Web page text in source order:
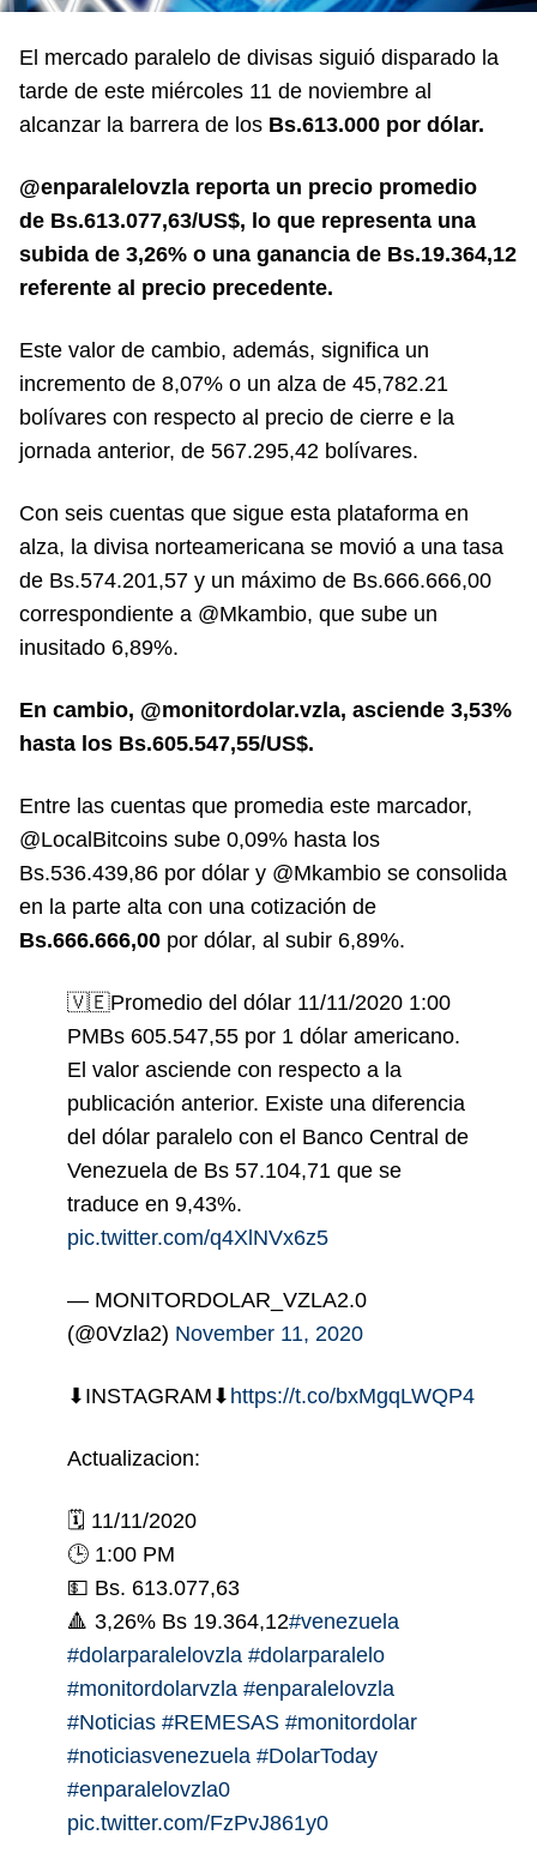
El mercado paralelo de divisas siguió disparado la
tarde de este miércoles 11 de noviembre al
alcanzar la barrera de los Bs.613.000 por dólar.
@enparalelovzla reporta un precio promedio
de Bs.613.077,63/US$, lo que representa una
subida de 3,26% o una ganancia de Bs.19.364,12
referente al precio precedente.
Este valor de cambio, además, significa un
incremento de 8,07% o un alza de 45,782.21
bolívares con respecto al precio de cierre e la
jornada anterior, de 567.295,42 bolívares.
Con seis cuentas que sigue esta plataforma en
alza, la divisa norteamericana se movió a una tasa
de Bs.574.201,57 y un máximo de Bs.666.666,00
correspondiente a @Mkambio, que sube un
inusitado 6,89%.
En cambio, @monitordolar.vzla, asciende 3,53%
hasta los Bs.605.547,55/US$.
Entre las cuentas que promedia este marcador,
@LocalBitcoins sube 0,09% hasta los
Bs.536.439,86 por dólar y @Mkambio se consolida
en la parte alta con una cotización de
Bs.666.666,00 por dólar, al subir 6,89%.
🇻🇪Promedio del dólar 11/11/2020 1:00
PMBs 605.547,55 por 1 dólar americano.
El valor asciende con respecto a la
publicación anterior. Existe una diferencia
del dólar paralelo con el Banco Central de
Venezuela de Bs 57.104,71 que se
traduce en 9,43%.
pic.twitter.com/q4XlNVx6z5
— MONITORDOLAR_VZLA2.0
(@0Vzla2) November 11, 2020
⬇INSTAGRAM⬇ https://t.co/bxMgqLWQP4
Actualizacion:
🗓️ 11/11/2020
🕒 1:00 PM
💵 Bs. 613.077,63
🔺 3,26% Bs 19.364,12#venezuela
#dolarparalelovzla #dolarparalelo
#monitordolarvzla #enparalelovzla
#Noticias #REMESAS #monitordolar
#noticiasvenezuela #DolarToday
#enparalelovzla0
pic.twitter.com/FzPvJ861y0